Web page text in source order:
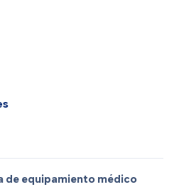
de equipamiento médico